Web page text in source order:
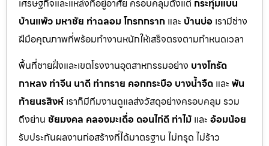
เศรษฐกิจและแหล่งที่อยู่อาศัย ครอบคลุมตั้งแต่ กระทุ่มแบน
บ้านแพ้ว มหาชัย ท่าฉลอมโกรกกราก และ บ้านบ่อ เรามีช่าง
ฝีมือคุณภาพที่พร้อมทำงานหนักให้เสร็จตรงตามกำหนดเวลา
พื้นที่ชายฝั่งและเขตโรงงานอุตสาหกรรมอย่าง บางโทรัด
กาหลง ท่าจีน นาดี ท่าทราย คอกกระบือ บางน้ำจืด และ พัน
ท้ายนรสิงห์ เราก็มีทีมงานดูแลส่งวัสดุอย่างครอบคลุม รวม
ถึงย่าน ชัยมงคล คลองมะเดื่อ ดอนไก่ดี ท่าไม้ และ อ้อมน้อย
รับประกันผลงานก่อสร้างที่ได้มาตรฐาน ไม่ทรุด ไม่ร้าว